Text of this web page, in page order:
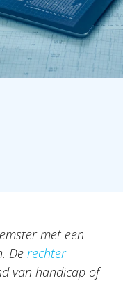
met een
De rechter
van handicap of